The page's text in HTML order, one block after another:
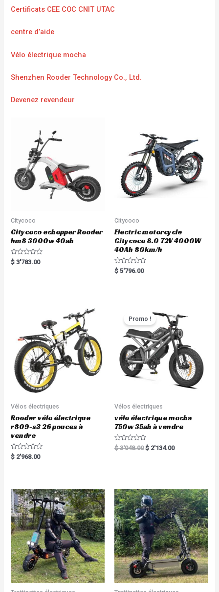
Certificats CEE COC CNIT UTAC
centre d’aide
Vélo électrique mocha
Shenzhen Rooder Technology Co., Ltd.
Devenez revendeur
Citycoco
Citycoco echopper Rooder
hm8 3000w 40ah
R
a
$ 3'783.00
Citycoco
Electric motorcycle
Citycoco 8.0 72V 4000W
40Ah 80km/h
R
a
$ 5'796.00
Vélos électriques
Rooder vélo électrique
r809-s3 26 pouces à
vendre
R
a
o
u
t
o
f
5
$ 2'968.00
Promo !
Vélos électriques
vélo électrique mocha
750w 35ah à vendre
R
a
t
o
f
5
$3'048.00 $ 2'134.00